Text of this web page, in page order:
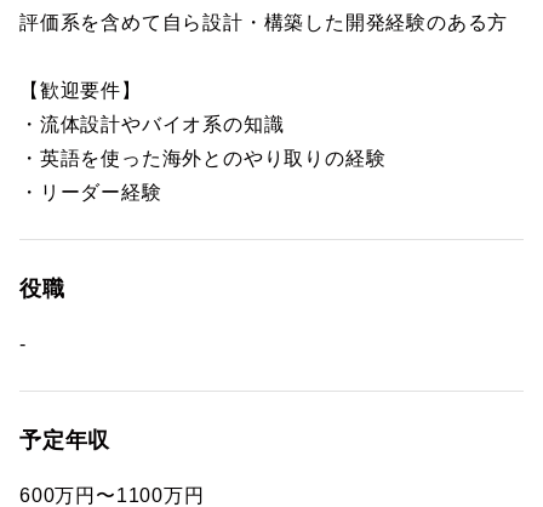
評価系を含めて自ら設計・構築した開発経験のある方
【歓迎要件】
・流体設計やバイオ系の知識
・英語を使った海外とのやり取りの経験
・リーダー経験
役職
-
予定年収
600万円〜1100万円